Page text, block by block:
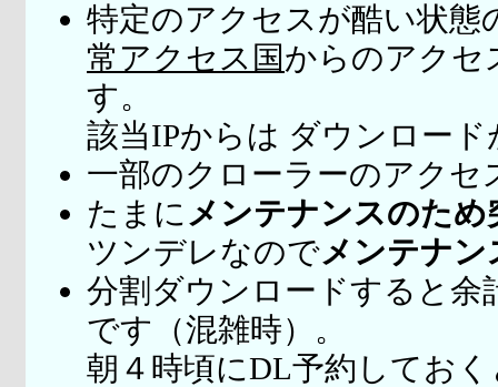
特定のアクセスが酷い状態
常アクセス国からのアクセ
す。
該当IPからは ダウンロー
一部のクローラーのアクセ
たまに メンテナンスのため
ツンデレなのでメンテナ
分割ダウンロードすると余
です（混雑時）。
朝４時頃にDL予約してお